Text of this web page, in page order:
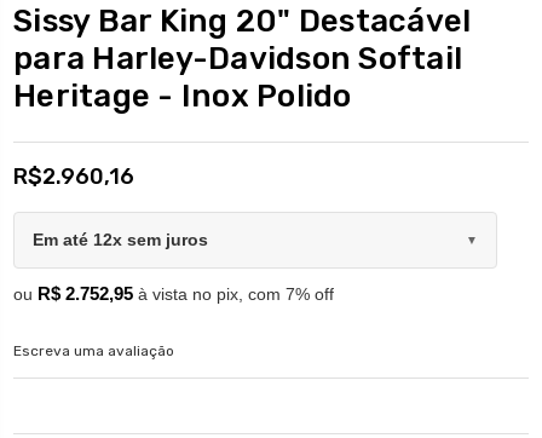
Sissy Bar King 20" Destacável
para Harley-Davidson Softail
Heritage - Inox Polido
R$2.960,16
Em até 12x sem juros ▼
ou R$ 2.752,95 à vista no pix, com 7% off
Escreva uma avaliação